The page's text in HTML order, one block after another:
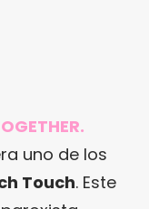
uno de los
Touch. Este